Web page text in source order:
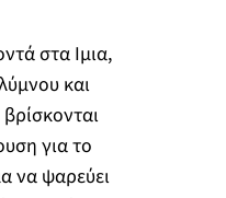
στα Ιμια,
και
για το
να ψαρεύει